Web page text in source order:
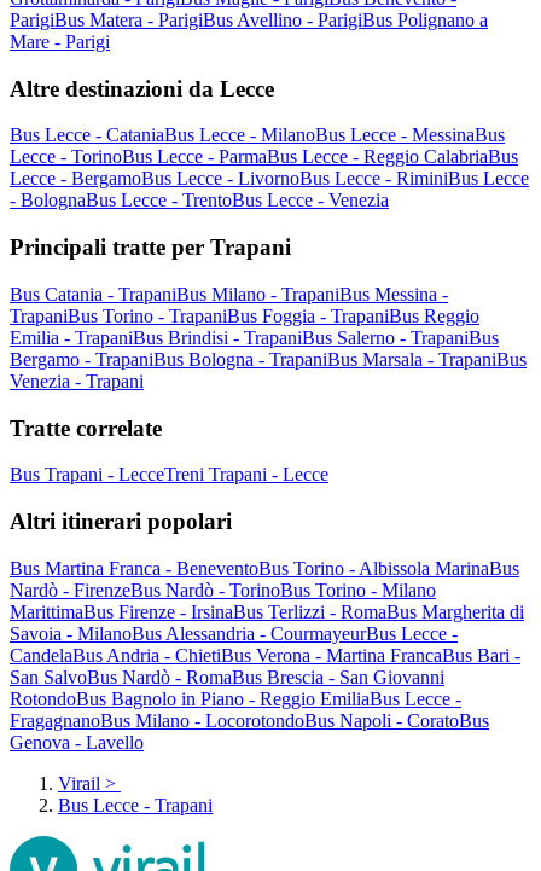
ParigiBus Matera - ParigiBus Avellino - ParigiBus Polignano a
Mare - Parigi
Altre destinazioni da Lecce
Bus Lecce - CataniaBus Lecce - MilanoBus Lecce - MessinaBus
Lecce - TorinoBus Lecce - ParmaBus Lecce - Reggio CalabriaBus
Lecce - BergamoBus Lecce - LivornoBus Lecce - RiminiBus Lecce
- BolognaBus Lecce - TrentoBus Lecce - Venezia
Principali tratte per Trapani
Bus Catania - TrapaniBus Milano - TrapaniBus Messina -
TrapaniBus Torino - TrapaniBus Foggia - TrapaniBus Reggio
Emilia - TrapaniBus Brindisi - TrapaniBus Salerno - TrapaniBus
Bergamo - TrapaniBus Bologna - TrapaniBus Marsala - TrapaniBus
Venezia - Trapani
Tratte correlate
Bus Trapani - LecceTreni Trapani - Lecce
Altri itinerari popolari
Bus Martina Franca - BeneventoBus Torino - Albissola MarinaBus
Nardò - FirenzeBus Nardò - TorinoBus Torino - Milano
MarittimaBus Firenze - IrsinaBus Terlizzi - RomaBus Margherita di
Savoia - MilanoBus Alessandria - CourmayeurBus Lecce -
CandelaBus Andria - ChietiBus Verona - Martina FrancaBus Bari -
San SalvoBus Nardò - RomaBus Brescia - San Giovanni
RotondoBus Bagnolo in Piano - Reggio EmiliaBus Lecce -
FragagnanoBus Milano - LocorotondoBus Napoli - CoratoBus
Genova - Lavello
Virail >
Bus Lecce - Trapani